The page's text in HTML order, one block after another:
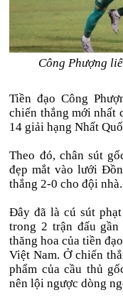
Công Phượng
Tiền đạo Công
chiến thắng mới nhất
14 giải hạng Nhất
Theo đó, chân sút
đẹp mắt​ vào lưới
thắng 2-0 cho đội nhà.
Đây đã là cú sút
trong 2 trận đấu
thăng hoa của tiền
Việt Nam. Ở chiến
phẩm của cầu thủ
nên lội ngược dòng